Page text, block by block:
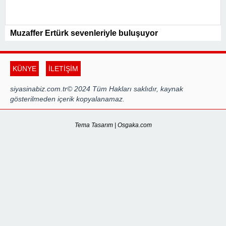
Muzaffer Ertürk sevenleriyle buluşuyor
KÜNYE İLETİŞİM
siyasinabiz.com.tr© 2024 Tüm Hakları saklıdır, kaynak
gösterilmeden içerik kopyalanamaz.
Tema Tasarım | Osgaka.com